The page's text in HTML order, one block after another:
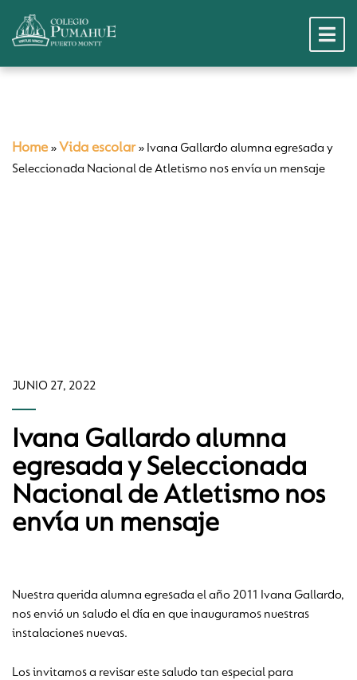
Home » Vida escolar» Ivana Gallardo alumna egresada y
Seleccionada Nacional de Atletismo nos envía un mensaje
JUNIO 27, 2022
Ivana Gallardo alumna
egresada y Seleccionada
Nacional de Atletismo nos
envía un mensaje
Nuestra querida alumna egresada el año 2011 Ivana Gallardo,
nos envió un saludo el día en que inauguramos nuestras
instalaciones nuevas.
Los invitamos a revisar este saludo tan especial para